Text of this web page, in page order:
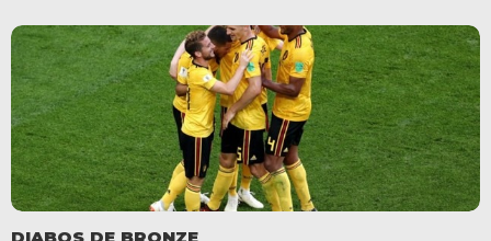
DIABOS DE BRONZE